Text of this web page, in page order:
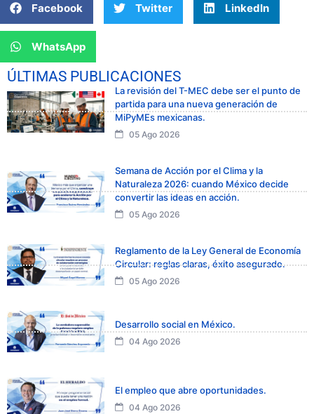
Facebook Twitter LinkedIn
WhatsApp
ÚLTIMAS PUBLICACIONES
La revisión del T-MEC debe ser el punto de
partida para una nueva generación de
MiPyMEs mexicanas.
05 Ago 2026
Semana de Acción por el Clima y la
Naturaleza 2026: cuando México decide
convertir las ideas en acción.
05 Ago 2026
Reglamento de la Ley General de Economía
Circular: reglas claras, éxito asegurado.
05 Ago 2026
Desarrollo social en México.
04 Ago 2026
El empleo que abre oportunidades.
04 Ago 2026